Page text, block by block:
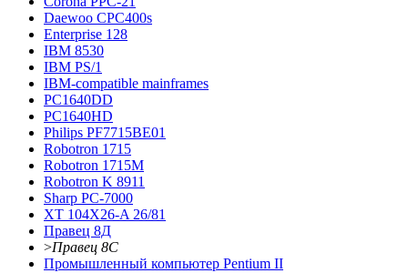
Daewoo CPC400s
Enterprise 128
IBM 8530
IBM PS/1
IBM-compatible mainframes
PC1640DD
PC1640HD
Philips PF7715BE01
Robotron 1715
Robotron 1715М
Robotron K 8911
Sharp PC-7000
XT 104X26-A 26/81
Правец 8Д
>Правец 8С
Промышленный компьютер Pentium II